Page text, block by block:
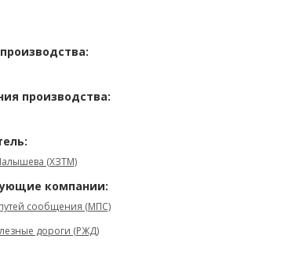
производства:
(ХЗТМ)
компании:
сообщения (МПС)
дороги (РЖД)